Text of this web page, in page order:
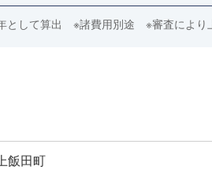
して算出 ※諸費用別途 ※審査により
飯田町